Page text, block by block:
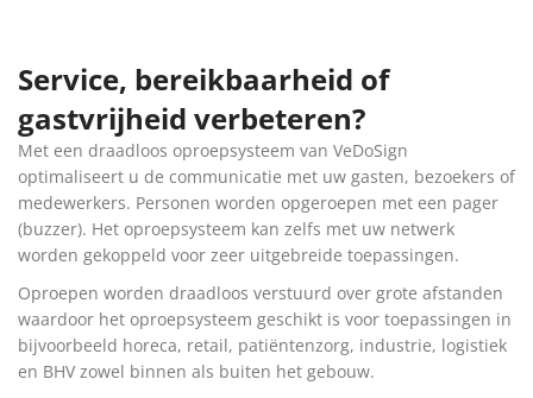
Service, bereikbaarheid of
gastvrijheid verbeteren?
Met een draadloos oproepsysteem van VeDoSign
optimaliseert u de communicatie met uw gasten, bezoekers of
medewerkers. Personen worden opgeroepen met een pager
(buzzer). Het oproepsysteem kan zelfs met uw netwerk
worden gekoppeld voor zeer uitgebreide toepassingen.
Oproepen worden draadloos verstuurd over grote afstanden
waardoor het oproepsysteem geschikt is voor toepassingen in
bijvoorbeeld horeca, retail, patiëntenzorg, industrie, logistiek
en BHV zowel binnen als buiten het gebouw.